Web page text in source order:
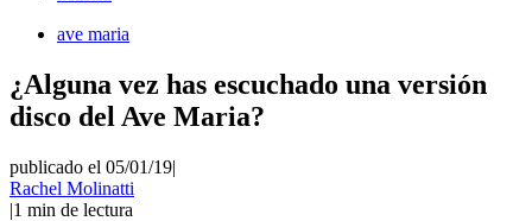
ave maria
¿Alguna vez has escuchado una versión
disco del Ave Maria?
publicado el 05/01/19|
Rachel Molinatti
|1 min de lectura